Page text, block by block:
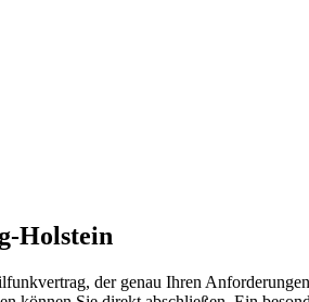
Holstein
der genau Ihren